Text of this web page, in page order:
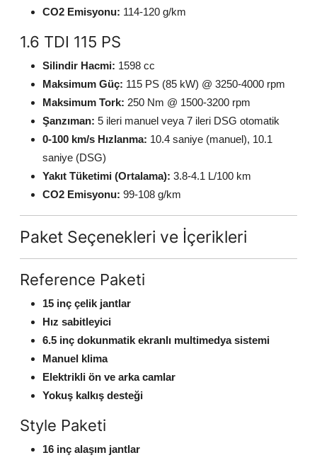
CO2 Emisyonu: 114-120 g/km
1.6 TDI 115 PS
Silindir Hacmi: 1598 cc
Maksimum Güç: 115 PS (85 kW) @ 3250-4000 rpm
Maksimum Tork: 250 Nm @ 1500-3200 rpm
Şanzıman: 5 ileri manuel veya 7 ileri DSG otomatik
0-100 km/s Hızlanma: 10.4 saniye (manuel), 10.1
saniye (DSG)
Yakıt Tüketimi (Ortalama): 3.8-4.1 L/100 km
CO2 Emisyonu: 99-108 g/km
Paket Seçenekleri ve İçerikleri
Reference Paketi
15 inç çelik jantlar
Hız sabitleyici
6.5 inç dokunmatik ekranlı multimedya sistemi
Manuel klima
Elektrikli ön ve arka camlar
Yokuş kalkış desteği
Style Paketi
16 inç alaşım jantlar